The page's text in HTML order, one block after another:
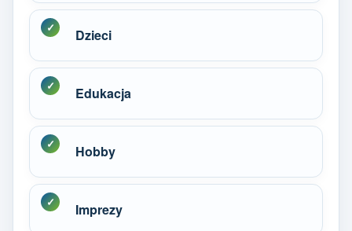
Dzieci
Edukacja
Hobby
Imprezy